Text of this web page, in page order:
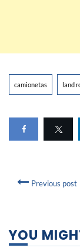
camionetas land
Previous post
YOU